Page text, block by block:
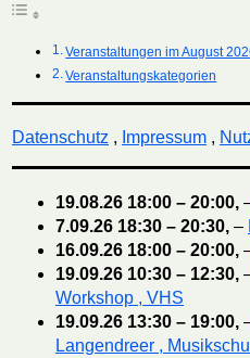
Veranstaltungen im August
Veranstaltungskategorien
Datenschutz , Impressum,
19.08.26 18:00 – 20:00,
7.09.26 18:30 – 20:30, –
16.09.26 18:00 – 20:00,
19.09.26 10:30 – 12:30,
Workshop , VHS
19.09.26 13:30 – 19:00,
Langendreer ,